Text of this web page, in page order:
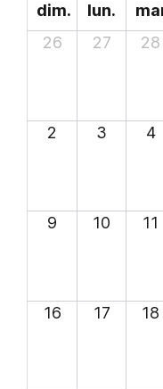
dim. lun.
26
27 28
2 3 4
9 10 11
16 17 18